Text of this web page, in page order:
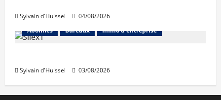
Sylvain d'Huissel
04/08/2026
Abonnés
Bureaux Immo d'entreprise
Sylvain d'Huissel 03/08/2026